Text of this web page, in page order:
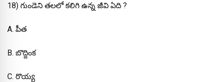
18) గుండెని తలలో కలిగి ఉన్న జీవి ఏది ?
A. పీత
B. బొద్దింక
C. రొయ్య